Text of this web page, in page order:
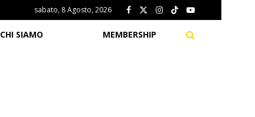
sabato, 8 Agosto, 2026
CHI SIAMO MEMBERSHIP